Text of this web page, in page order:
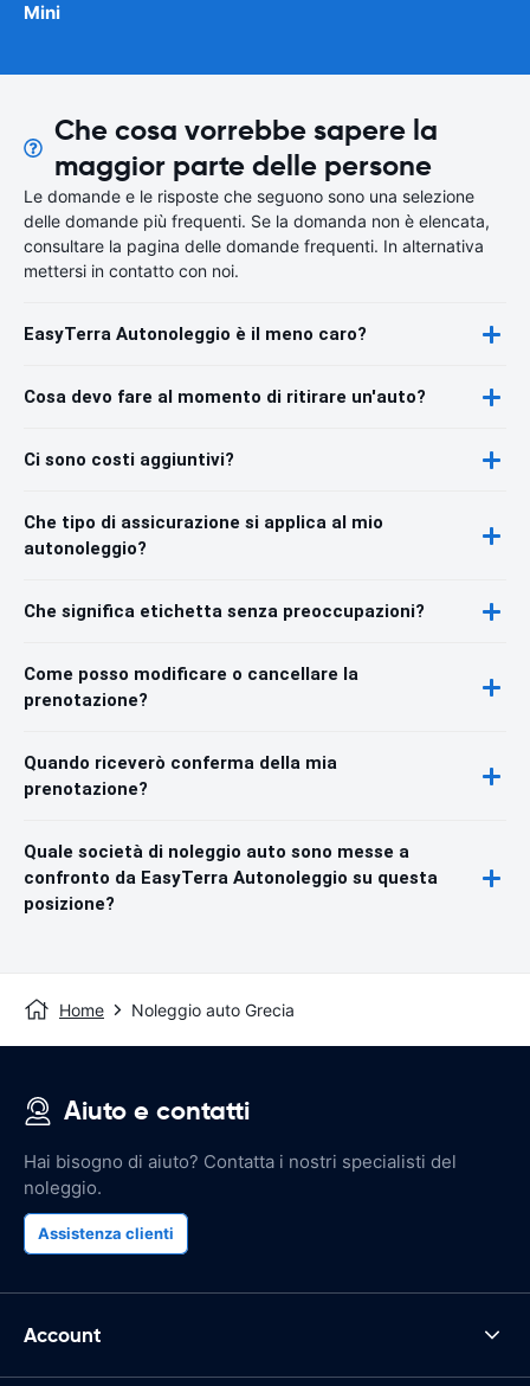
Mini
Che cosa vorrebbe sapere la
maggior parte delle persone
Le domande e le risposte che seguono sono una selezione
delle domande più frequenti. Se la domanda non è elencata,
consultare la pagina delle domande frequenti. In alternativa
mettersi in contatto con noi.
EasyTerra Autonoleggio è il meno caro?
Cosa devo fare al momento di ritirare un'auto?
Ci sono costi aggiuntivi?
Che tipo di assicurazione si applica al mio
autonoleggio?
Che significa etichetta senza preoccupazioni?
Come posso modificare o cancellare la
prenotazione?
Quando riceverò conferma della mia
prenotazione?
Quale società di noleggio auto sono messe a
confronto da EasyTerra Autonoleggio su questa
posizione?
Home Noleggio auto Grecia
Aiuto e contatti
Hai bisogno di aiuto? Contatta i nostri specialisti del
noleggio.
Assistenza clienti
Account